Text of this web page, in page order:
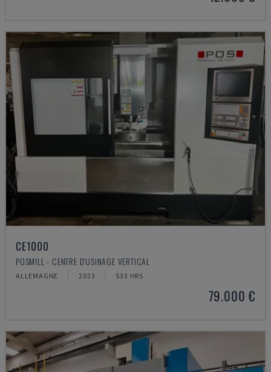
CE1000
POSMILL - CENTRE D'USINAGE VERTICAL
ALLEMAGNE 2023 533 HRS
79.000 €